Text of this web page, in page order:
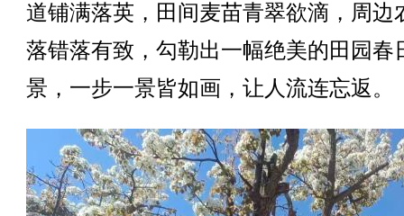
道铺满落英，田间麦苗青翠欲滴，周边
落错落有致，勾勒出一幅绝美的田园春
景，一步一景皆如画，让人流连忘返。